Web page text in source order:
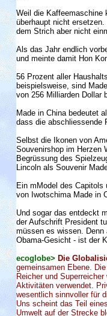
Weil die Kaffeemaschine
überhaupt nicht
dem Strich aber nicht
Als das Jahr endlich
und meinte damit Hon
56 Prozent aller
beispielsweise, sind
von 256 Milliarden Dollar
Made in China bedeutet
dass die abschliessende
Selbst die Ikonen von
Souvenirshop im Herzen
Begrüssung des
Lincoln als Souvenir
Ein mModel des
von Iwotschima Made in
Und sogar das entdeckt
der Aufschrift President
müssen es wissen.
Obama-Gesicht - ist der
ecoglobe> Die
gemeinsamen Ebene.
Reicher und
Aktivitäten verwendet.
wesentlich sinnvoller für
Uns scheint das Teil
Umwelt auf der Strecke